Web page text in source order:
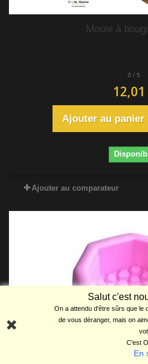
Moule à
0 / 5
12,01
Ajouter au panier
Ajouter au comparateur
Salut c'est
On a attendu d'être sûrs que le
de vous déranger, mais on
C'est
En